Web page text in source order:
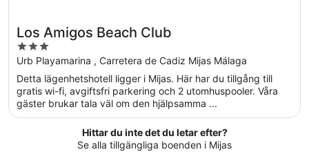
Los Amigos Beach Club
3
out
of
5
Urb Playamarina , Carretera de Cadiz Mijas Málaga
Detta lägenhetshotell ligger i Mijas. Här har du tillgång till
gratis wi-fi, avgiftsfri parkering och 2 utomhuspooler. Våra
gäster brukar tala väl om den hjälpsamma ...
Hittar du inte det du letar efter?
Se alla tillgängliga boenden i Mijas